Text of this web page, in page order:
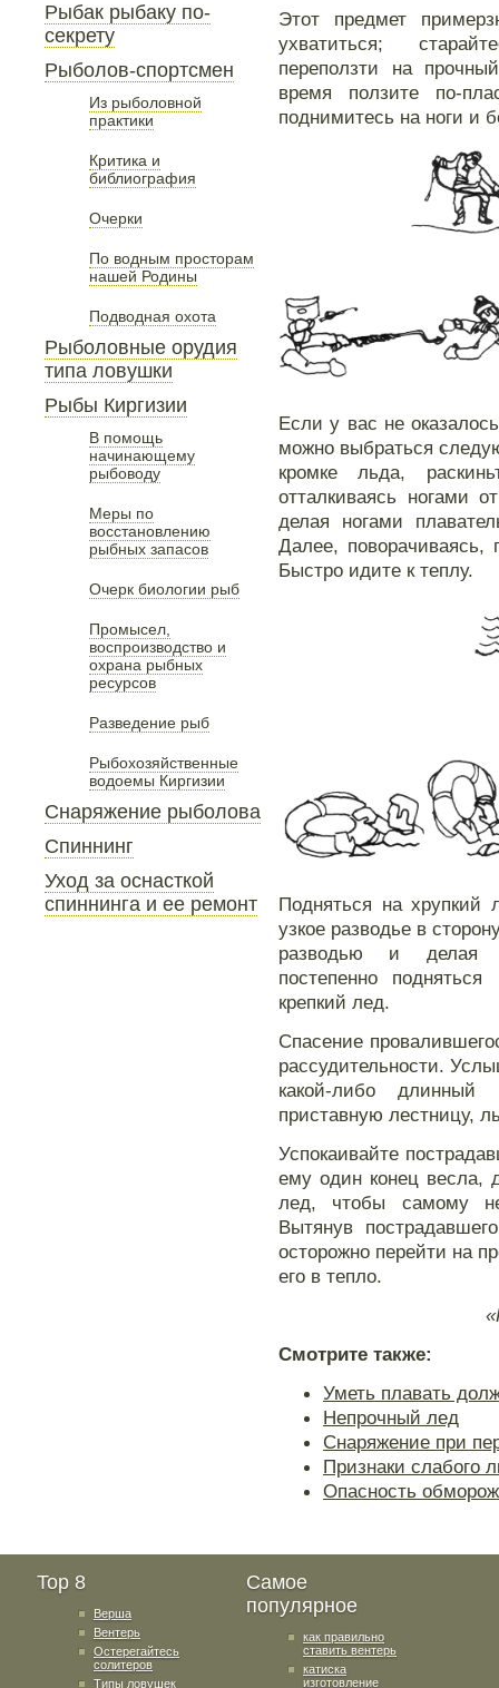
Рыбак рыбаку по-
секрету
Рыболов-спортсмен
Из рыболовной
практики
Критика и
библиография
Очерки
По водным просторам
нашей Родины
Подводная охота
Рыболовные орудия
типа ловушки
Рыбы Киргизии
В помощь
начинающему
рыбоводу
Меры по
восстановлению
рыбных запасов
Очерк биологии рыб
Промысел,
воспроизводство и
охрана рыбных
ресурсов
Разведение рыб
Рыбохозяйственные
водоемы Киргизии
Снаряжение рыболова
Спиннинг
Уход за оснасткой
спиннинга и ее ремонт
Этот предмет
ухватиться;
переползти на
время ползите по-
поднимитесь на ноги и
Если у вас не
можно выбраться
кромке льда,
отталкиваясь ногами
делая ногами
Далее, поворачиваясь,
Быстро идите к теплу.
Подняться на хрупкий
узкое разводье в
разводью и делая
постепенно
крепкий лед.
Спасение
рассудительности.
какой-либо
приставную лестницу,
Успокаивайте
ему один конец весла,
лед, чтобы самому
Вытянув
осторожно перейти на
его в тепло.
Смотрите также:
Уметь плавать
Непрочный лед
Снаряжение при
Признаки слабого
Опасность
Top 8
Верша
Вентерь
Остерегайтесь
солитеров
Типы ловушек
Самое
популярное
как правильно
ставить вентерь
катиска
изготовление